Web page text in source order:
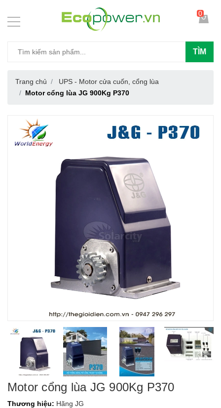
TÌM
0
Trang chủ
UPS - Motor cửa cuốn, cổng lùa
Motor cổng lùa JG 900Kg P370
Motor cổng lùa JG 900Kg P370
Thương hiệu: Hãng JG